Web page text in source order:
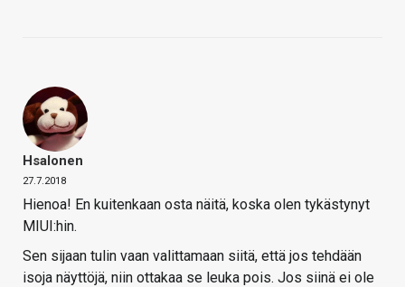
Hsalonen
27.7.2018
Hienoa! En kuitenkaan osta näitä, koska olen tykästynyt
MIUI:hin.
Sen sijaan tulin vaan valittamaan siitä, että jos tehdään
isoja näyttöjä, niin ottakaa se leuka pois. Jos siinä ei ole